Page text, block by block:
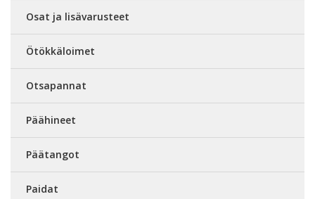
Osat ja lisävarusteet
Ötökkäloimet
Otsapannat
Päähineet
Päätangot
Paidat